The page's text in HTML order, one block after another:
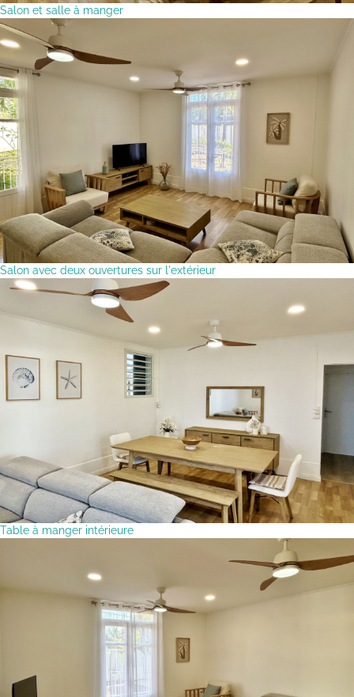
Salon et salle à manger
Salon avec deux ouvertures sur l'extérieur
Table à manger intérieure